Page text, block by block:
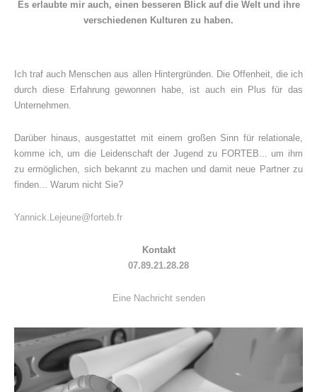
Es erlaubte mir auch, einen besseren Blick auf die Welt und ihre
verschiedenen Kulturen zu haben.
Ich traf auch Menschen aus allen Hintergründen. Die Offenheit, die ich
durch diese Erfahrung gewonnen habe, ist auch ein Plus für das
Unternehmen.
Darüber hinaus, ausgestattet mit einem großen Sinn für relationale,
komme ich, um die Leidenschaft der Jugend zu FORTEB... um ihm
zu ermöglichen, sich bekannt zu machen und damit neue Partner zu
finden... Warum nicht Sie?
Yannick.Lejeune@forteb.fr
Kontakt
07.89.21.28.28
Eine Nachricht senden